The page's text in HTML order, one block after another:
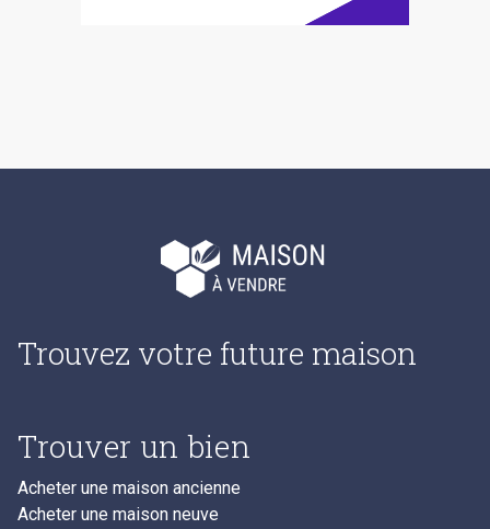
Trouvez votre future maison
Trouver un bien
Acheter une maison ancienne
Acheter une maison neuve